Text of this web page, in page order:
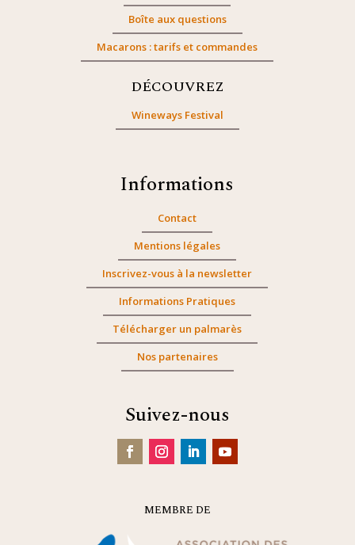
Boîte aux questions
Macarons : tarifs et commandes
DÉCOUVREZ
Wineways Festival
Informations
Contact
Mentions légales
Inscrivez-vous à la newsletter
Informations Pratiques
Télécharger un palmarès
Nos partenaires
Suivez-nous
MEMBRE DE